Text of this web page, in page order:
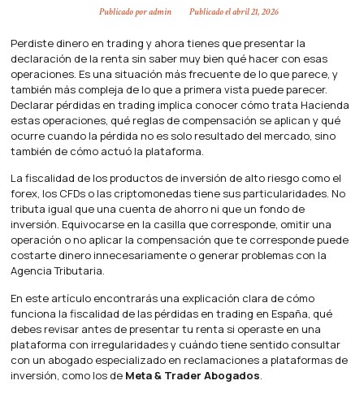
Publicado poradmin Publicado elabril 21, 2026
Perdiste dinero en trading y ahora tienes que presentar la
declaración de la renta sin saber muy bien qué hacer con esas
operaciones. Es una situación más frecuente de lo que parece, y
también más compleja de lo que a primera vista puede parecer.
Declarar pérdidas en trading implica conocer cómo trata Hacienda
estas operaciones, qué reglas de compensación se aplican y qué
ocurre cuando la pérdida no es solo resultado del mercado, sino
también de cómo actuó la plataforma.
La fiscalidad de los productos de inversión de alto riesgo como el
forex, los CFDs o las criptomonedas tiene sus particularidades. No
tributa igual que una cuenta de ahorro ni que un fondo de
inversión. Equivocarse en la casilla que corresponde, omitir una
operación o no aplicar la compensación que te corresponde puede
costarte dinero innecesariamente o generar problemas con la
Agencia Tributaria.
En este artículo encontrarás una explicación clara de cómo
funciona la fiscalidad de las pérdidas en trading en España, qué
debes revisar antes de presentar tu renta si operaste en una
plataforma con irregularidades y cuándo tiene sentido consultar
con un abogado especializado en reclamaciones a plataformas de
inversión, como los de Meta & Trader Abogados.